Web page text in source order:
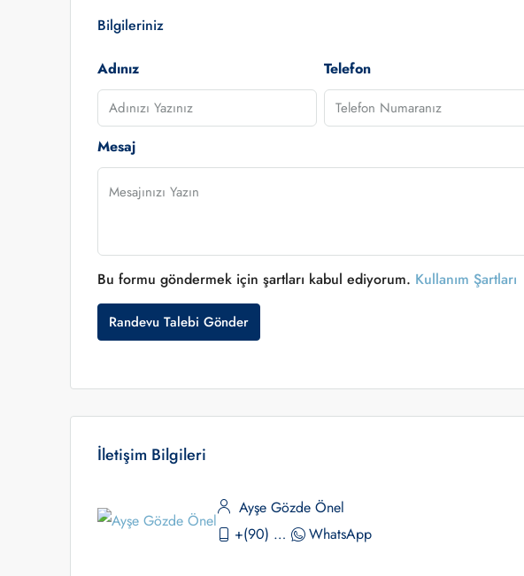
Bilgileriniz
Adınız Telefon
Mesaj
Bu formu göndermek için şartları kabul ediyorum. Kullanım Şartları
Randevu Talebi Gönder
İletişim Bilgileri
Ayşe Gözde Önel
+(90) 530 390 02 84
WhatsApp